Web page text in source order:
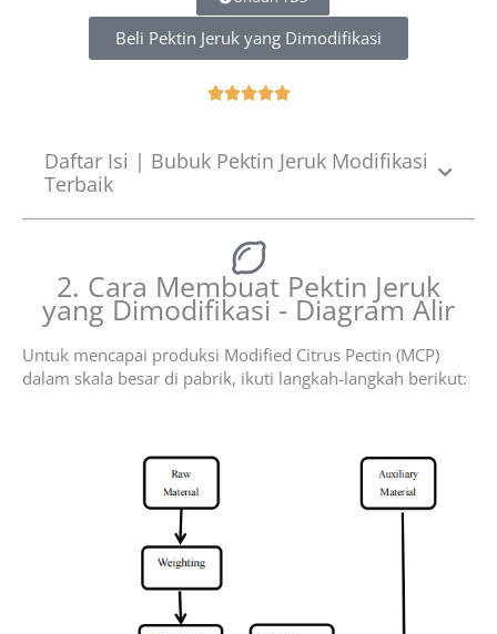
Beli Pektin Jeruk yang Dimodifikasi
R
e
t
o
5
Daftar Isi | Bubuk Pektin Jeruk Modifikasi
Terbaik
2. Cara Membuat Pektin Jeruk
yang Dimodifikasi - Diagram Alir
Untuk mencapai produksi Modified Citrus Pectin (MCP)
dalam skala besar di pabrik, ikuti langkah-langkah berikut: